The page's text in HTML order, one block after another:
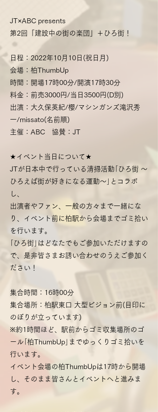
JT×ABC presents
第2回「建設中の街の楽団」＋ひろ街！
日程：2022年10月10日(祝日月)
会場：柏ThumbUp
時間：開場17時00分/開演17時30分
料金：前売3000円/当日3500円(D別)
出演：大久保英紀/櫻/マシンガンズ滝沢秀
一/missato(名前順)
主催：ABC 協賛：JT
★イベント当日について★
JTが日本中で行っている清掃活動｢ひろ街 ～
ひろえば街が好きになる運動～｣とコラボ
し、
出演者やファン、一般の方々まで一緒にな
り、イベント前に柏駅から会場までゴミ拾い
を行います。
｢ひろ街｣はどなたでもご参加いただけますの
で、是非皆さまお誘い合わせのうえご参加く
ださい！
集合時間：16時00分
集合場所：柏駅東口 大型ビジョン前(目印に
のぼりが立っています)
※約1時間ほど、駅前からゴミ収集場所のゴ
ール｢柏ThumbUp｣までゆっくりゴミ拾いを
行います。
イベント会場の柏ThumbUpは17時から開場
し、そのまま皆さんとイベントへと進みま
す。